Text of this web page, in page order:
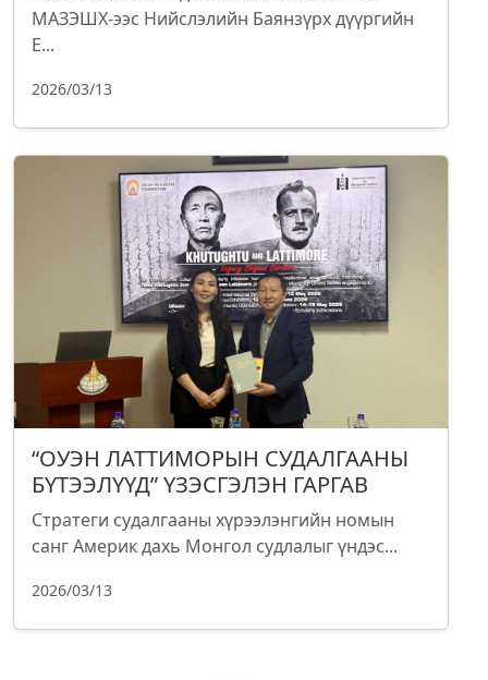
МАЗЭШХ-ээс Нийслэлийн Баянзүрх дүүргийн
Е...
2026/03/13
“ОУЭН ЛАТТИМОРЫН СУДАЛГААНЫ
БҮТЭЭЛҮҮД” ҮЗЭСГЭЛЭН ГАРГАВ
Стратеги судалгааны хүрээлэнгийн номын
санг Америк дахь Монгол судлалыг үндэс...
2026/03/13